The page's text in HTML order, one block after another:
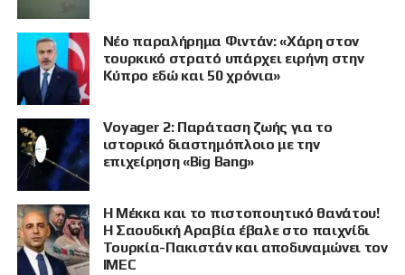
Νέο παραλήρημα Φιντάν: «Χάρη στον
τουρκικό στρατό υπάρχει ειρήνη στην
Κύπρο εδώ και 50 χρόνια»
Voyager 2: Παράταση ζωής για το
ιστορικό διαστημόπλοιο με την
επιχείρηση «Big Bang»
Η Μέκκα και το πιστοποιητικό θανάτου!
Η Σαουδική Αραβία έβαλε στο παιχνίδι
Τουρκία-Πακιστάν και αποδυναμώνει τον
IMEC